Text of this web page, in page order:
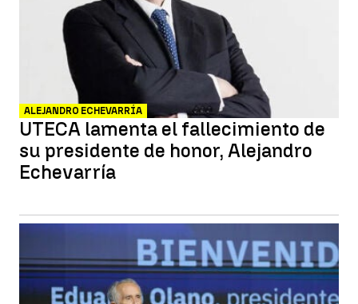
ALEJANDRO ECHEVARRÍA
UTECA lamenta el fallecimiento de
su presidente de honor, Alejandro
Echevarría